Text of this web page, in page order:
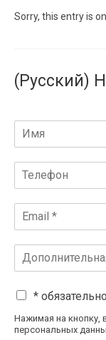
News
Sorry, this entry is
(Русский)
*
Нажимая на кнопку,
персональных